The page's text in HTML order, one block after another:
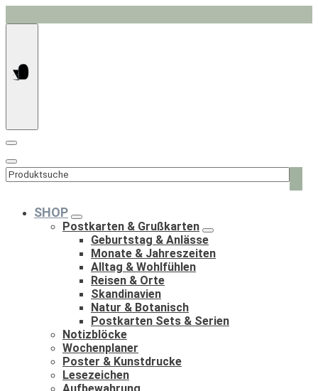
Inhalt
nach:
SHOP
Postkarten & Grußkarten
Geburtstag & Anlässe
Monate & Jahreszeiten
Alltag & Wohlfühlen
Reisen & Orte
Skandinavien
Natur & Botanisch
Postkarten Sets & Serien
Notizblöcke
Wochenplaner
Poster & Kunstdrucke
Lesezeichen